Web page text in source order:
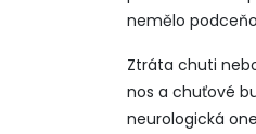
nemělo
Ztráta chuti
nos a chuťové
neurologická